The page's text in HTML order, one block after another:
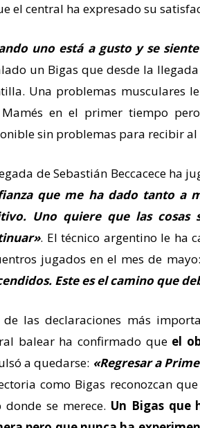
el central ha expresado su
uno está a gusto y se
un Bigas que desde la
Una problemas musculares
Mamés en el primer tiempo
sin problemas para recibir
de Sebastián Beccacece ha
que me ha dado tanto a
Uno quiere que las
. El técnico argentino le ha
jugados en el mes de mayo:
Este es el camino que
de las declaraciones más
balear ha confirmado que el
a quedarse: «Regresar a
como Bigas reconozcan
donde se merece. Un Bigas que